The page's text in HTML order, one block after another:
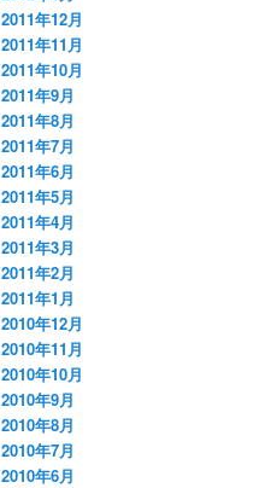
2011年12月
2011年11月
2011年10月
2011年9月
2011年8月
2011年7月
2011年6月
2011年5月
2011年4月
2011年3月
2011年2月
2011年1月
2010年12月
2010年11月
2010年10月
2010年9月
2010年8月
2010年7月
2010年6月